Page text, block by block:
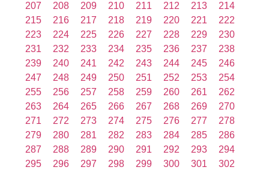
207
208 209 210 211 212 213
214
215
216 217 218 219 220 221
222
223
224 225 226 227 228 229
230
231
232 233 234 235 236 237
238
239
240 241 242 243 244 245
246
247
248 249 250 251 252 253
254
255
256 257 258 259 260 261
262
263
264 265 266 267 268 269
270
271
272 273 274 275 276 277
278
279
280 281 282 283 284 285
286
287
288 289 290 291 292 293
294
295
296 297 298 299 300 301
302